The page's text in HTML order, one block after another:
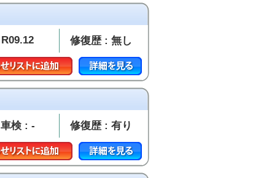
R09.12 修復歴 : 無し
車検 : - 修復歴 : 有り